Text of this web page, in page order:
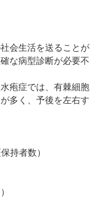
会生活を送ることが
な病型診断が必要不
疱症では、有棘細胞
多く、予後を左右す
持者数）